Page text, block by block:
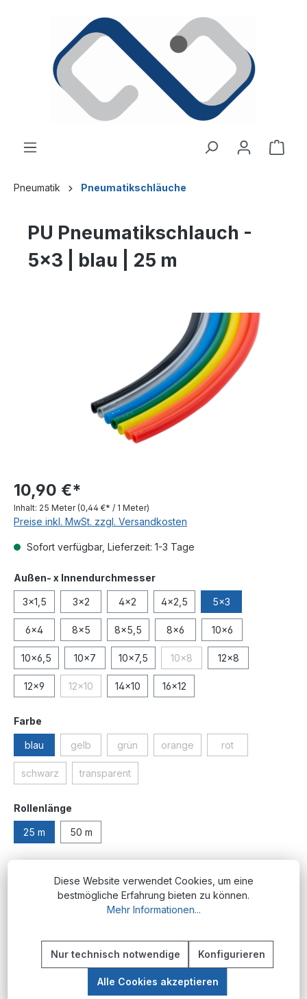
Pneumatik Pneumatikschläuche
PU Pneumatikschlauch -
5x3 | blau | 25 m
10,90 €*
Inhalt: 25 Meter (0,44 €* / 1 Meter)
Preise inkl. MwSt. zzgl. Versandkosten
Sofort verfügbar, Lieferzeit: 1-3 Tage
Außen- x Innendurchmesserauswählen
3x1,5 3x2 4x2 4x2,5 5x3
6x4 8x5 8x5,5 8x6 10x6
10x6,5 10x7 10x7,5 10x8(Diese Option ist zurzeit nicht
12x8
12x9 12x10(Diese Option ist zurzeit nicht verfügbar.)
14x10 16x12
Farbe
blau gelb(Diese Option ist zurzeit nicht verfügbar.)
grün(Diese Option ist zurzeit nicht verfügbar.)
orange(Diese Option ist zurzeit nicht
rot(Diese Option ist
schwarz(Diese Option ist zurzeit nicht verfügbar.)
transparent(Diese Option ist zurzeit nicht verfügbar.)
Rollenlänge
25 m 50 m
In den Warenkorb
PM.PU.5x3.bl-25
Beschreibung
Produktübersicht Die PU-Pneumatikschlauch-
Diese Website verwendet Cookies, um eine
bestmögliche Erfahrung bieten zu können.
Mehr Informationen...
Nur technisch notwendige Konfigurieren
Alle Cookies akzeptieren